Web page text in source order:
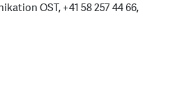
OST, +41 58 257 44 66,